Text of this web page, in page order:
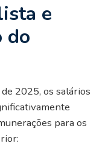
e
do
2025, os salários
para os